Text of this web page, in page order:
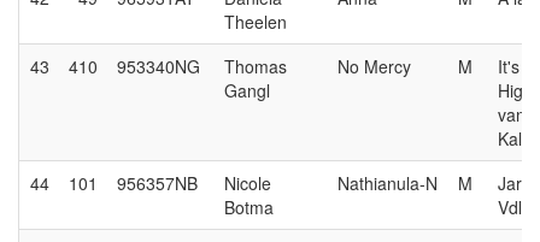
Theelen
43 410 953340NG
Thomas
Gangl
No Mercy M
It's
van
44
101 956357NB
Nicole
Botma
Nathianula-N M
Vdl